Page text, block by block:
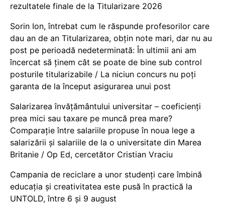
rezultatele finale de la Titularizare 2026
Sorin Ion, întrebat cum le răspunde profesorilor care
dau an de an Titularizarea, obțin note mari, dar nu au
post pe perioadă nedeterminată: În ultimii ani am
încercat să ținem cât se poate de bine sub control
posturile titularizabile / La niciun concurs nu poți
garanta de la început asigurarea unui post
Salarizarea învățământului universitar – coeficienți
prea mici sau taxare pe muncă prea mare?
Comparație între salariile propuse în noua lege a
salarizării și salariile de la o universitate din Marea
Britanie / Op Ed, cercetător Cristian Vraciu
Campania de reciclare a unor studenți care îmbină
educația și creativitatea este pusă în practică la
UNTOLD, între 6 și 9 august